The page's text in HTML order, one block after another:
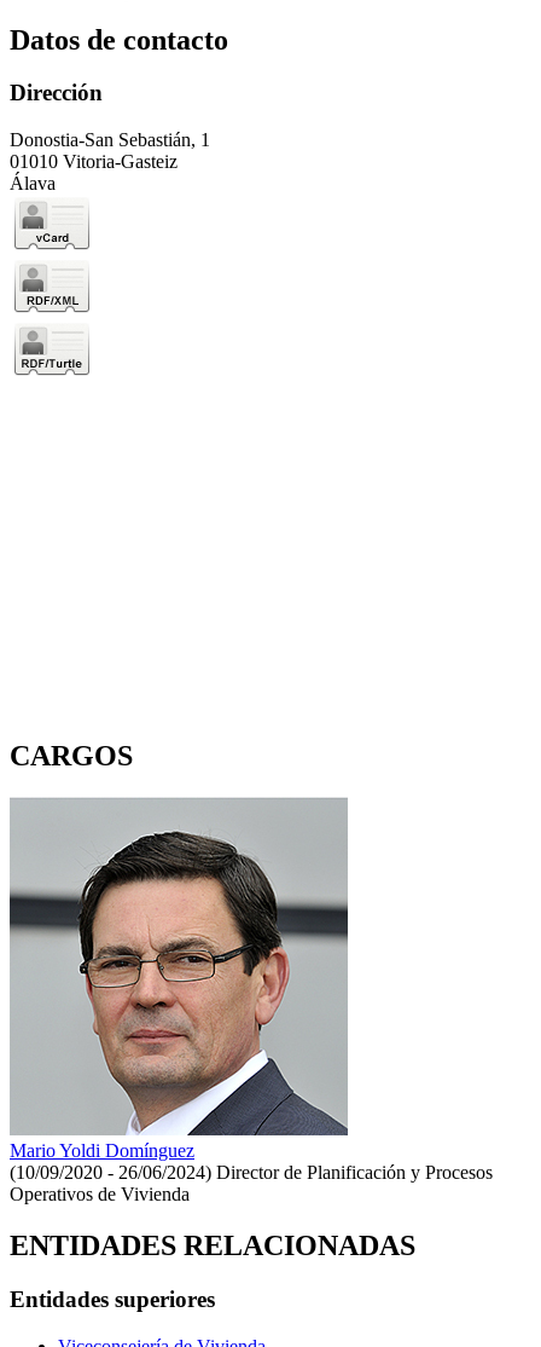
Datos de contacto
Dirección
Donostia-San Sebastián, 1
01010 Vitoria-Gasteiz
Álava
CARGOS
Mario Yoldi Domínguez
(10/09/2020 - 26/06/2024) Director de Planificación y Procesos
Operativos de Vivienda
ENTIDADES RELACIONADAS
Entidades superiores